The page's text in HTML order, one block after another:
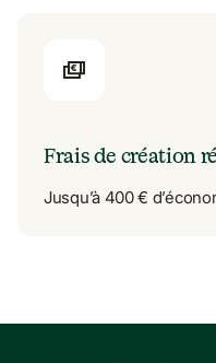
Frais de création
Jusqu’à 400 €